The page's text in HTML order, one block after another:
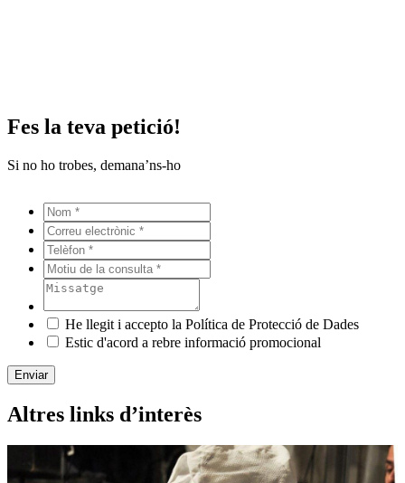
Fes la teva petició!
Si no ho trobes, demana’ns-ho
He llegit i accepto la Política de Protecció de Dades
Estic d'acord a rebre informació promocional
Enviar
Altres links d’interès